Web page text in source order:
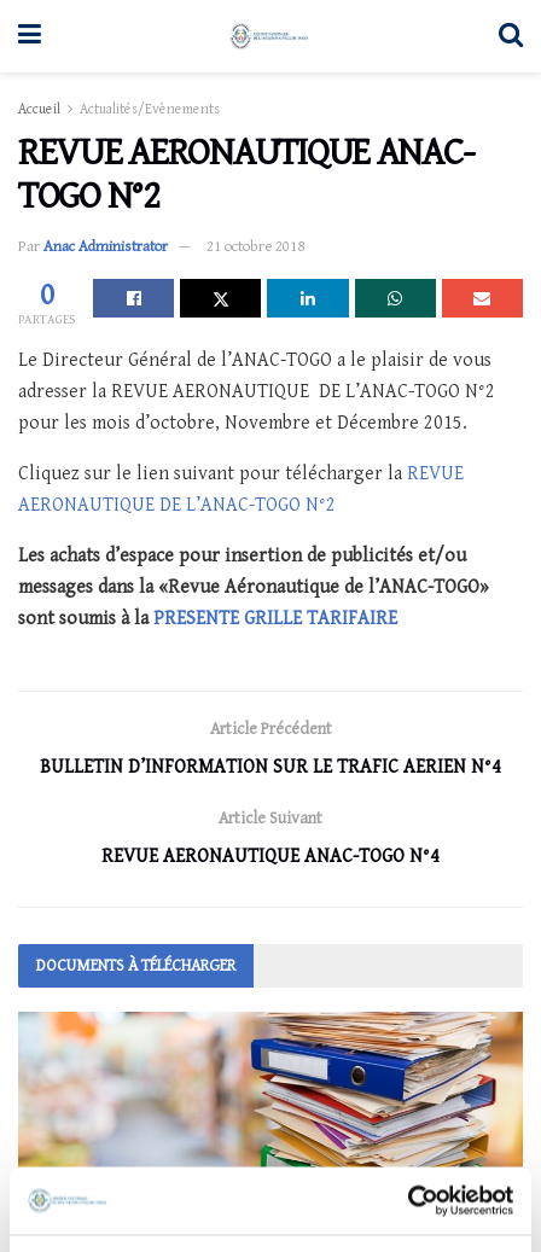
Accueil Actualités/Evènements
REVUE AERONAUTIQUE ANAC-
TOGO N°2
Par Anac Administrator 21 octobre 2018
0
PARTAGES
Le Directeur Général de l’ANAC-TOGO a le plaisir de vous
adresser la REVUE AERONAUTIQUE DE L’ANAC-TOGO N°2
pour les mois d’octobre, Novembre et Décembre 2015.
Cliquez sur le lien suivant pour télécharger la REVUE
AERONAUTIQUE DE L’ANAC-TOGO N°2
Les achats d’espace pour insertion de publicités et/ou
messages dans la «Revue Aéronautique de l’ANAC-TOGO»
sont soumis à laPRESENTE GRILLE TARIFAIRE
Article Précédent
BULLETIN D’INFORMATION SUR LE TRAFIC AERIEN N°4
Article Suivant
REVUE AERONAUTIQUE ANAC-TOGO N°4
DOCUMENTS À TÉLÉCHARGER